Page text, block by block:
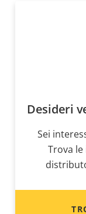
Desideri
Sei
Trova